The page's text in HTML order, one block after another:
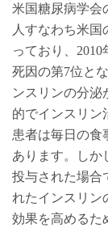
米国糖尿病学会
人すなわち米国
っており、
死因の第7位と
ンスリンの分泌
的でインスリン
患者は毎日の食
あります。しか
投与された場合
れたインスリン
効果を高めるた